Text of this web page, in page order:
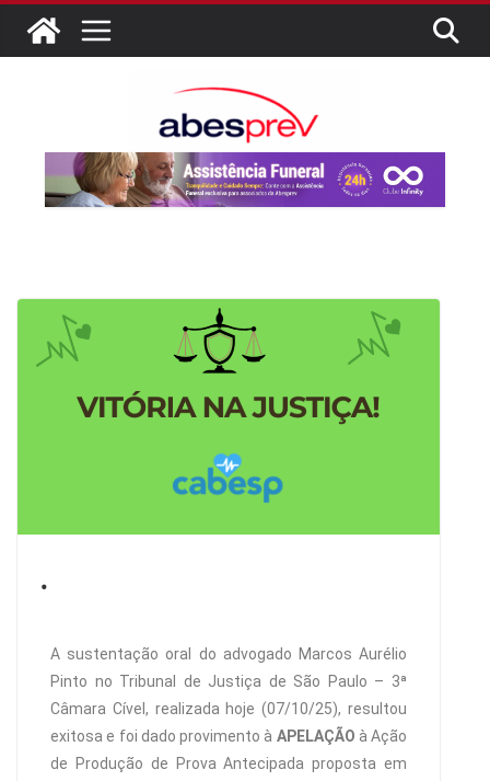
.
A sustentação oral do advogado Marcos Aurélio
Pinto no Tribunal de Justiça de São Paulo – 3ª
Câmara Cível, realizada hoje (07/10/25), resultou
exitosa e foi dado provimento à APELAÇÃO à Ação
de Produção de Prova Antecipada proposta em